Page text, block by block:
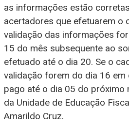
as informações estão
acertadores que efetuarem o
validação das informações
15 do mês subsequente ao
efetuado até o dia 20. Se o
validação forem do dia 16 em
pago até o dia 05 do próximo
da Unidade de Educação
Amarildo Cruz.